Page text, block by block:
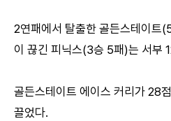
2연패에서 탈출한 골든스테이트
이 끊긴 피닉스(3승 5패)는 서부
골든스테이트 에이스 커리가 28
끌었다.